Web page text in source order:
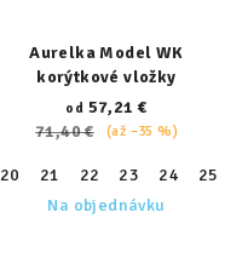
27 28 29 30 31
32
Aurelka Model WK
korýtkové vložky
od 57,21 €
71,40 €
(až –35 %)
20 21 22 23 24 25
Na objednávku